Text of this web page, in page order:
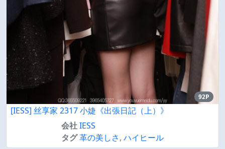
92P
[IESS] 丝享家 2317 小婕《出張日記（上）》
会社IESS
タグ革の美しさ, ハイヒール